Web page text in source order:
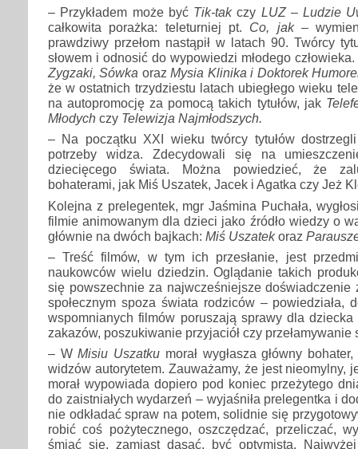
– Przykładem może być Tik-takczy LUZ – Ludzie
całkowita porażka: teleturniej pt. Co, jak –
prawdziwy przełom nastąpił w latach 90. Twórcy
słowem i odnosić do wypowiedzi młodego
Zygzaki, Sówka orazMysia Klinika i Doktorek
że w ostatnich trzydziestu latach ubiegłego wieku
na autopromocję za pomocą takich tytułów, jak
Młodych czy Telewizja Najmłodszych.
– Na początku XXI wieku twórcy tytułów
potrzeby widza. Zdecydowali się na
dziecięcego świata. Można powiedzieć, że
bohaterami, jak Miś Uszatek, Jacek i Agatka czy Jeż
Kolejna z prelegentek, mgr Jaśmina Puchała,
filmie animowanym dla dzieci jako źródło wiedzy o
głównie na dwóch bajkach: Miś Uszatekoraz
– Treść filmów, w tym ich przesłanie, jest
naukowców wielu dziedzin. Oglądanie takich
się powszechnie za najwcześniejsze doświadczenie
społecznym spoza świata rodziców – powiedziała,
wspomnianych filmów poruszają sprawy dla dziecka
zakazów, poszukiwanie przyjaciół czy przełamywanie
– WMisiu Uszatku morał wygłasza główny
widzów autorytetem. Zauważamy, że jest nieomylny,
morał wypowiada dopiero pod koniec przeżytego
do zaistniałych wydarzeń – wyjaśniła prelegentka i
nie odkładać spraw na potem, solidnie się
robić coś pożytecznego, oszczędzać, przeliczać,
śmiać się, zamiast dąsać, być optymistą.